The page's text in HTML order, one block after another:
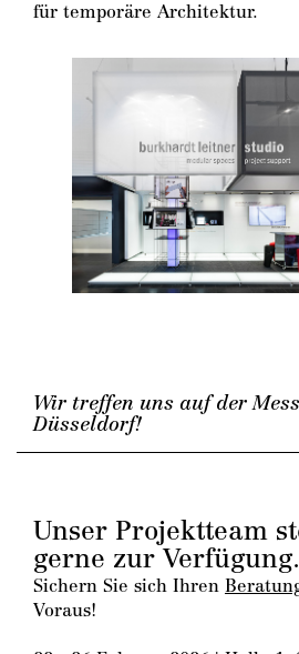
für temporäre Architektur.
Wir treffen uns auf der
Düsseldorf!
Unser Projektteam
gerne zur Verfügung.
Sichern Sie sich Ihren
Voraus!